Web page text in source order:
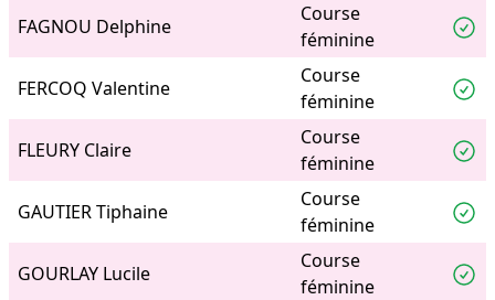
FAGNOU Delphine
Course
féminine
FERCOQ Valentine
Course
féminine
FLEURY Claire
Course
féminine
GAUTIER Tiphaine
Course
féminine
GOURLAY Lucile
Course
féminine